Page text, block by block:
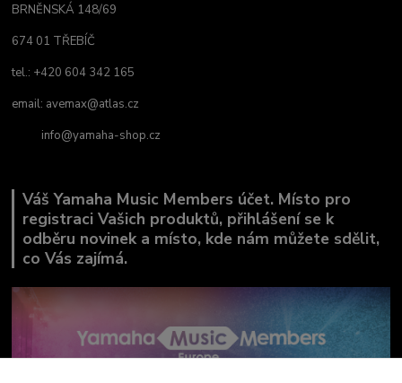
BRNĚNSKÁ 148/69
674 01 TŘEBÍČ
tel.: +420 604 342 165
email: avemax@atlas.cz
info@yamaha-shop.cz
Váš Yamaha Music Members účet. Místo pro
registraci Vašich produktů, přihlášení se k
odběru novinek a místo, kde nám můžete sdělit,
co Vás zajímá.